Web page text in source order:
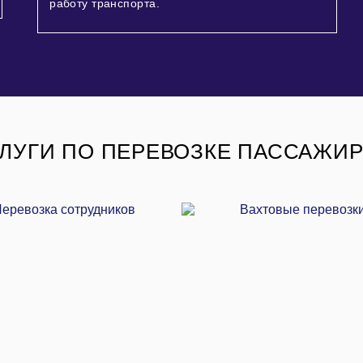
работу транспорта.
ПО ПЕРЕВОЗКЕ